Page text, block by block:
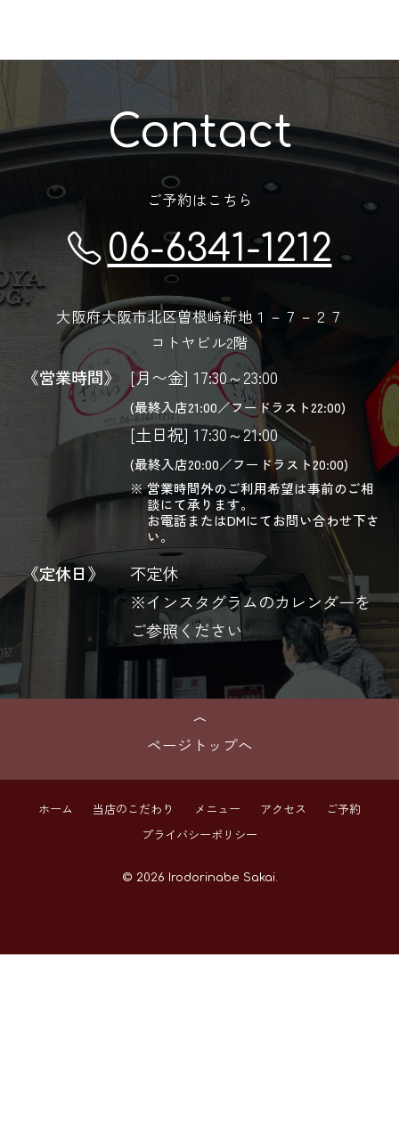
Contact
ご予約はこちら
06-6341-1212
大阪府大阪市北区曽根崎新地１－７－２７
コトヤビル2階
《営業時間》 [月〜金] 17:30～23:00
(最終入店21:00／フードラスト22:00)
[土日祝] 17:30～21:00
(最終入店20:00／フードラスト20:00)
営業時間外のご利用希望は事前のご相
談にて承ります。
お電話またはDMにてお問い合わせ下さ
い。
《定休日》
不定休
※インスタグラムのカレンダーを
ご参照ください
ページトップへ
ホーム 当店のこだわり メニュー アクセス
ご予約
プライバシーポリシー
© 2026 Irodorinabe Sakai.